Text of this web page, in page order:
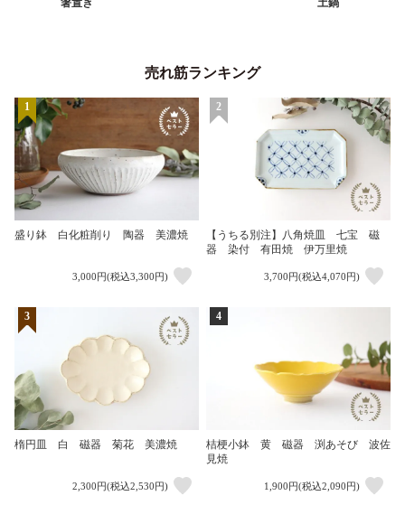
箸置き
土鍋
売れ筋ランキング
1
盛り鉢 白化粧削り 陶器 美濃焼
3,000円(税込3,300円)
2
【うちる別注】八角焼皿 七宝 磁
器 染付 有田焼 伊万里焼
3,700円(税込4,070円)
3
楕円皿 白 磁器 菊花 美濃焼
2,300円(税込2,530円)
4
桔梗小鉢 黄 磁器 渕あそび 波佐
見焼
1,900円(税込2,090円)